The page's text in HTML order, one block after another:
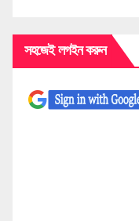
সহজেই লগইন করুন